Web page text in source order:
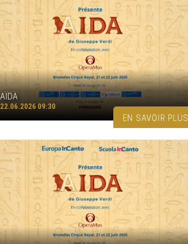
AÏDA
22.06.2026 09:30
EN SAVOIR PLUS